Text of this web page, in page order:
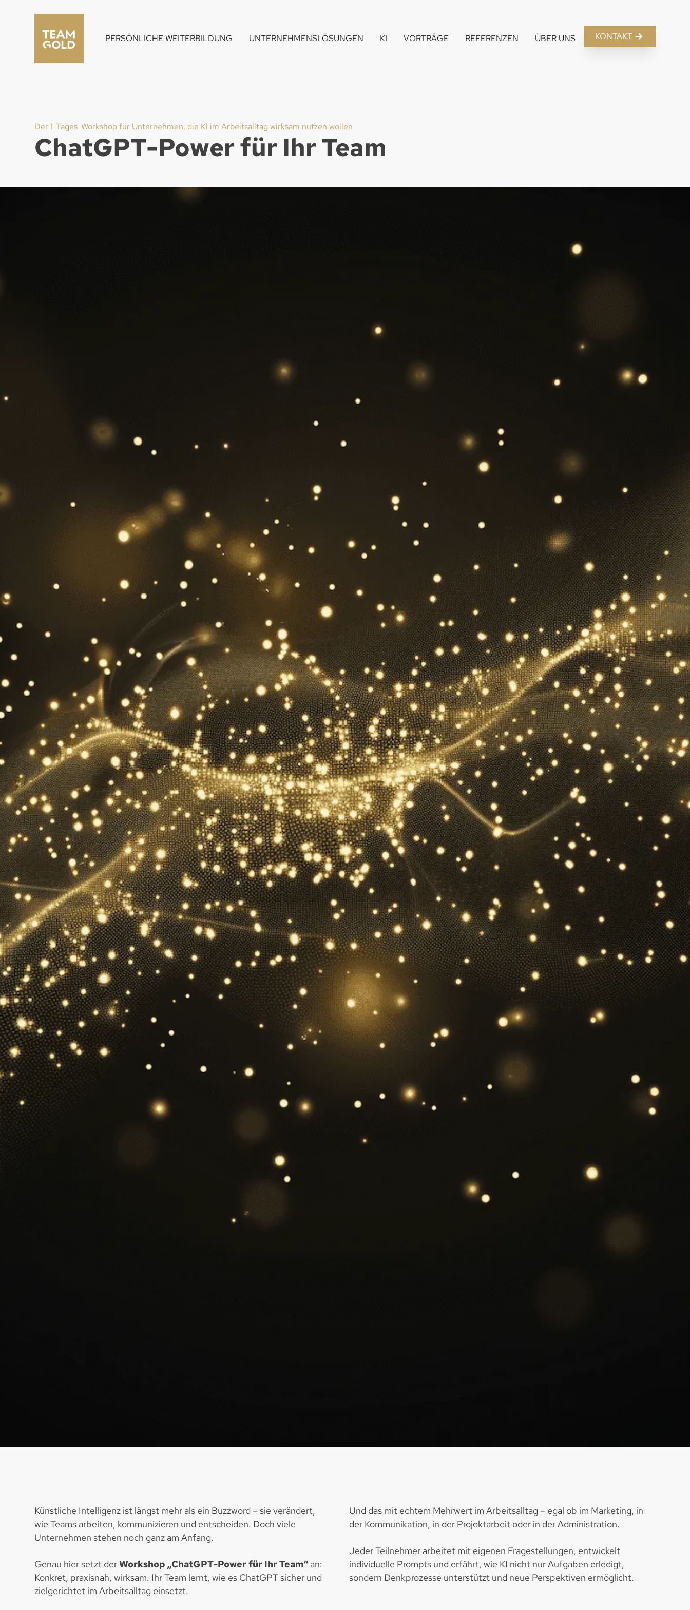
PERSÖNLICHE WEITERBILDUNG UNTERNEHMENSLÖSUNGEN KI VORTRÄGE REFERENZEN ÜBER UNS KONTAKT
Der 1-Tages-Workshop für Unternehmen, die KI im Arbeitsalltag wirksam nutzen wollen
ChatGPT-Power für Ihr Team
Künstliche Intelligenz ist längst mehr als ein Buzzword – sie verändert,
wie Teams arbeiten, kommunizieren und entscheiden. Doch viele
Unternehmen stehen noch ganz am Anfang.
Genau hier setzt derWorkshop„ChatGPT-Power für Ihr Team“ an:
Konkret, praxisnah, wirksam. Ihr Team lernt, wie es ChatGPT sicher und
zielgerichtet im Arbeitsalltag einsetzt.
Und das mit echtem Mehrwert im Arbeitsalltag – egal ob im Marketing, in
der Kommunikation, in der Projektarbeit oder in der Administration.
Jeder Teilnehmer arbeitet mit eigenen Fragestellungen, entwickelt
individuelle Prompts und erfährt, wie KI nicht nur Aufgaben erledigt,
sondern Denkprozesse unterstützt und neue Perspektiven ermöglicht.